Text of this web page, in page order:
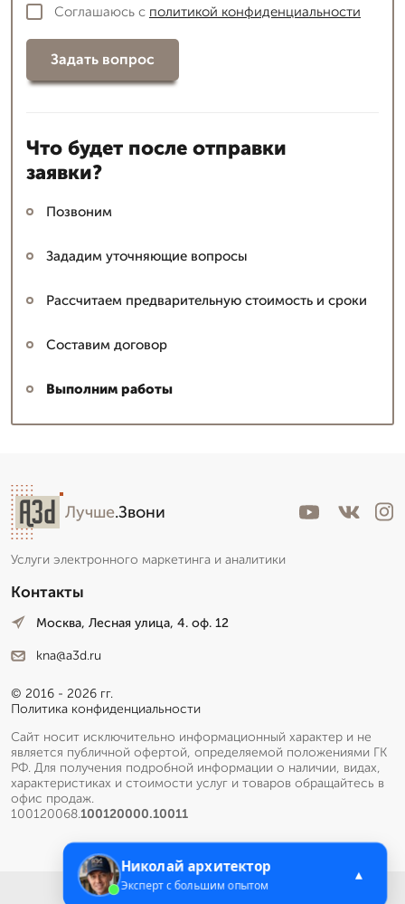
Соглашаюсь с политикой конфиденциальности
Задать вопрос
Что будет после отправки
заявки?
Позвоним
Зададим уточняющие вопросы
Рассчитаем предварительную стоимость и сроки
Составим договор
Выполним работы
Лучше.Звони
Услуги электронного маркетинга и аналитики
Контакты
Москва, Лесная улица, 4. оф. 12
kna@a3d.ru
© 2016 - 2026 гг.
Политика конфиденциальности
Сайт носит исключительно информационный характер и не
является публичной офертой, определяемой положениями ГК
РФ. Для получения подробной информации о наличии, видах,
характеристиках и стоимости услуг и товаров обращайтесь в
офис продаж.
100120068.100120000.10011
Николай архитектор
Эксперт с большим опытом
▲